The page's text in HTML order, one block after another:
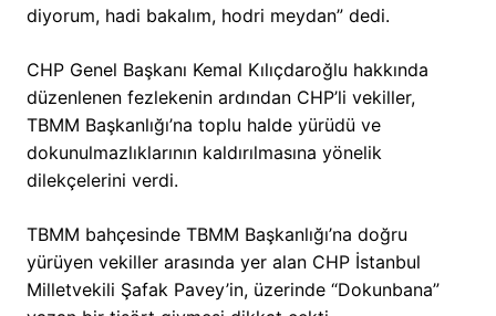
diyorum, hadi bakalım, hodri meydan” dedi.
CHP Genel Başkanı Kemal Kılıçdaroğlu hakkında
düzenlenen fezlekenin ardından CHP’li vekiller,
TBMM Başkanlığı’na toplu halde yürüdü ve
dokunulmazlıklarının kaldırılmasına yönelik
dilekçelerini verdi.
TBMM bahçesinde TBMM Başkanlığı’na doğru
yürüyen vekiller arasında yer alan CHP İstanbul
Milletvekili Şafak Pavey’in, üzerinde “Dokunbana”